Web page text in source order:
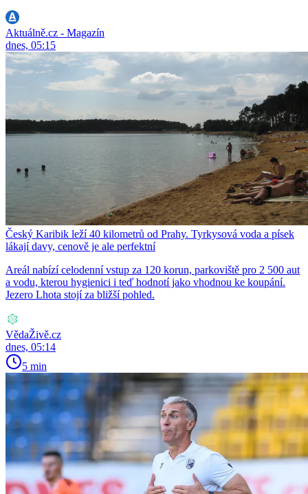
Aktuálně.cz - Magazín
dnes, 05:15
Český Karibik leží 40 kilometrů od Prahy. Tyrkysová voda a písek
lákají davy, cenově je ale perfektní
Areál nabízí celodenní vstup za 120 korun, parkoviště pro 2 500 aut
a vodu, kterou hygienici i teď hodnotí jako vhodnou ke koupání.
Jezero Lhota stojí za bližší pohled.
VědaŽivě.cz
dnes, 05:14
5 min